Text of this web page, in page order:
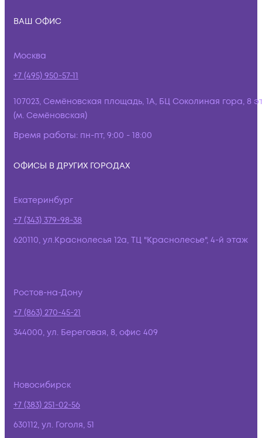
ВАШ ОФИС
Москва
+7 (495) 950-57-11
107023, Семёновская площадь, 1А, БЦ Соколиная гора, 8
(м. Семёновская)
Время работы: пн-пт, 9:00 - 18:00
ОФИСЫ В ДРУГИХ ГОРОДАХ
Екатеринбург
+7 (343) 379-98-38
620110, ул.Краснолесья 12а, ТЦ "Краснолесье", 4-й этаж
Ростов-на-Дону
+7 (863) 270-45-21
344000, ул. Береговая, 8, офис 409
Новосибирск
+7 (383) 251-02-56
630112, ул. Гоголя, 51